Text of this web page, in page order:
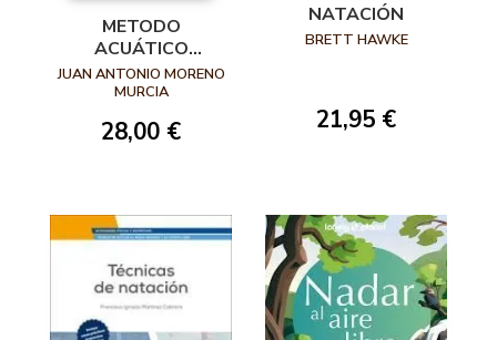
METODO
ACUÁTICO
COMPRENSIVO
MAC
JUAN ANTONIO MORENO
MURCIA
28,00 €
NATACIÓN
BRETT HAWKE
21,95 €